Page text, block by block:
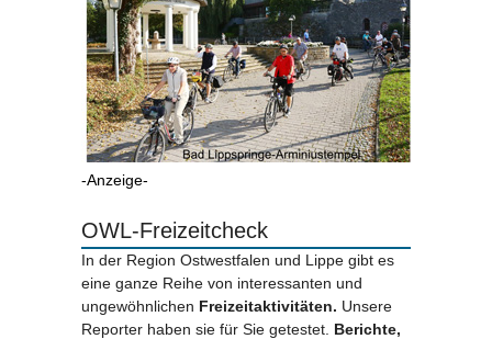
-Anzeige-
OWL-Freizeitcheck
In der Region Ostwestfalen und Lippe gibt es
eine ganze Reihe von interessanten und
ungewöhnlichen Freizeitaktivitäten. Unsere
Reporter haben sie für Sie getestet. Berichte,